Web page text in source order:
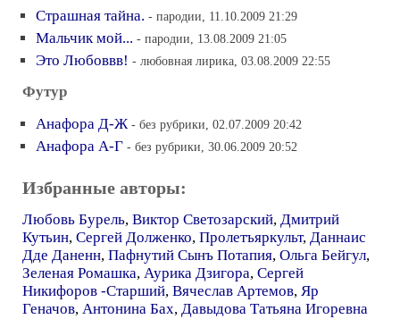
Страшная тайна. - пародии, 11.10.2009 21:29
Мальчик мой... - пародии, 13.08.2009 21:05
Это Любоввв! - любовная лирика, 03.08.2009 22:55
Футур
Анафора Д-Ж - без рубрики, 02.07.2009 20:42
Анафора А-Г - без рубрики, 30.06.2009 20:52
Избранные авторы:
Любовь Бурель, Виктор Светозарский, Дмитрий
Кутьин, Сергей Долженко, Пролетъяркульт, Даннаис
Дде Даненн, Пафнутий Сынъ Потапия, Ольга Бейгул,
Зеленая Ромашка, Аурика Дзигора, Сергей
Никифоров -Старший, Вячеслав Артемов, Яр
Геначов, Антонина Бах, Давыдова Татьяна Игоревна